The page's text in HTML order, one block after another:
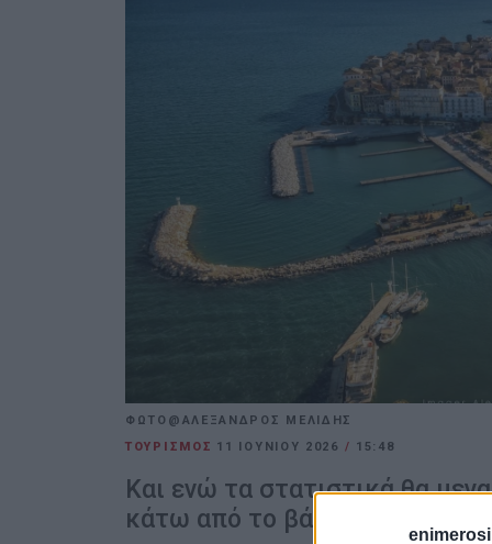
ΦΩΤΟ@ΑΛΕΞΑΝΔΡΟΣ ΜΕΛΙΔΗΣ
ΤΟΥΡΙΣΜΟΣ 11 ΙΟΥΝΊΟΥ 2026 / 15:48
Και ενώ τα στατιστικά θα
κάτω από το βάρος του κόσμου